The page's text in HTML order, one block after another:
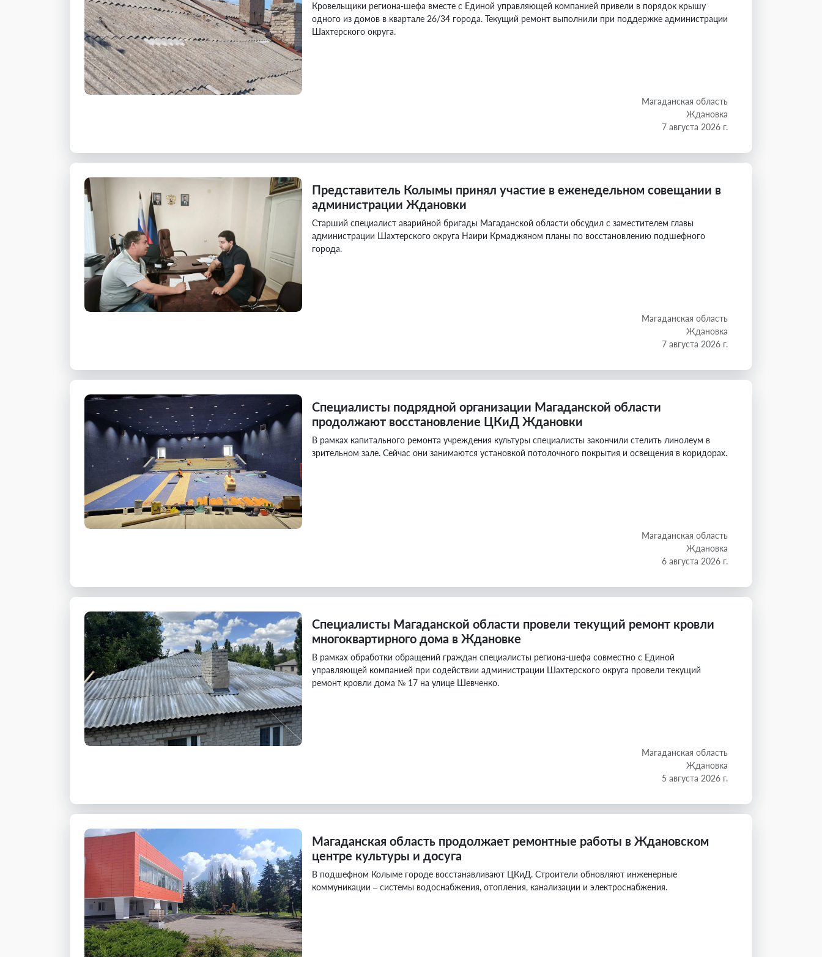
Кровельщики региона-шефа вместе с Единой управляющей компанией привели в порядок крышу
одного из домов в квартале 26/34 города. Текущий ремонт выполнили при поддержке администрации
Шахтерского округа.
Магаданская область
Ждановка
7 августа 2026 г.
Представитель Колымы принял участие в еженедельном совещании в
администрации Ждановки
Старший специалист аварийной бригады Магаданской области обсудил с заместителем главы
администрации Шахтерского округа Наири Крмаджяном планы по восстановлению подшефного
города.
Магаданская область
Ждановка
7 августа 2026 г.
Специалисты подрядной организации Магаданской области
продолжают восстановление ЦКиД Ждановки
В рамках капитального ремонта учреждения культуры специалисты закончили стелить линолеум в
зрительном зале. Сейчас они занимаются установкой потолочного покрытия и освещения в коридорах.
Магаданская область
Ждановка
6 августа 2026 г.
Специалисты Магаданской области провели текущий ремонт кровли
многоквартирного дома в Ждановке
В рамках обработки обращений граждан специалисты региона-шефа совместно с Единой
управляющей компанией при содействии администрации Шахтерского округа провели текущий
ремонт кровли дома № 17 на улице Шевченко.
Магаданская область
Ждановка
5 августа 2026 г.
Магаданская область продолжает ремонтные работы в Ждановском
центре культуры и досуга
В подшефном Колыме городе восстанавливают ЦКиД. Строители обновляют инженерные
коммуникации – системы водоснабжения, отопления, канализации и электроснабжения.